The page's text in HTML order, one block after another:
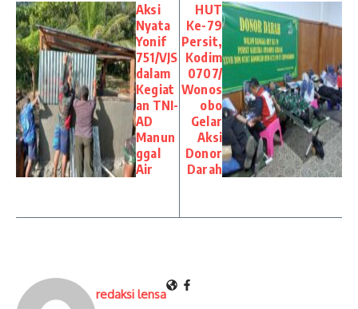
Aksi
Nyata
Yonif
751/VJS
dalam
Kegiat
an TNI-
AD
Manun
ggal
Air
HUT
Ke-79
Persit,
Kodim
0707/
Wonos
obo
Gelar
Aksi
Donor
Darah
redaksi lensa